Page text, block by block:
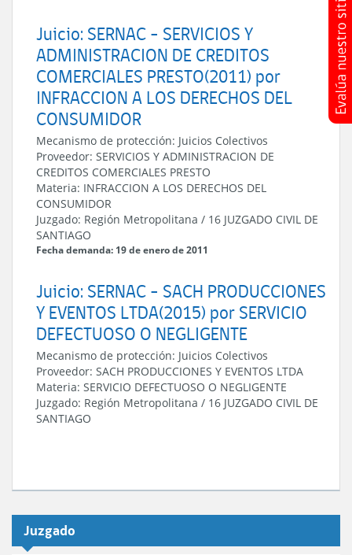
Juicio: SERNAC - SERVICIOS Y
ADMINISTRACION DE CREDITOS
COMERCIALES PRESTO(2011) por
INFRACCION A LOS DERECHOS DEL
CONSUMIDOR
Mecanismo de protección: Juicios Colectivos
Proveedor: SERVICIOS Y ADMINISTRACION DE
CREDITOS COMERCIALES PRESTO
Materia: INFRACCION A LOS DERECHOS DEL
CONSUMIDOR
Juzgado: Región Metropolitana / 16 JUZGADO CIVIL DE
SANTIAGO
Fecha demanda: 19 de enero de 2011
Juicio: SERNAC - SACH PRODUCCIONES
Y EVENTOS LTDA(2015) por SERVICIO
DEFECTUOSO O NEGLIGENTE
Mecanismo de protección: Juicios Colectivos
Proveedor: SACH PRODUCCIONES Y EVENTOS LTDA
Materia: SERVICIO DEFECTUOSO O NEGLIGENTE
Juzgado: Región Metropolitana / 16 JUZGADO CIVIL DE
SANTIAGO
Juzgado